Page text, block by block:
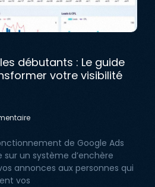
débutants : Le guide
votre visibilité
de Google Ads
un système d’enchère
annonces aux personnes qui
vos